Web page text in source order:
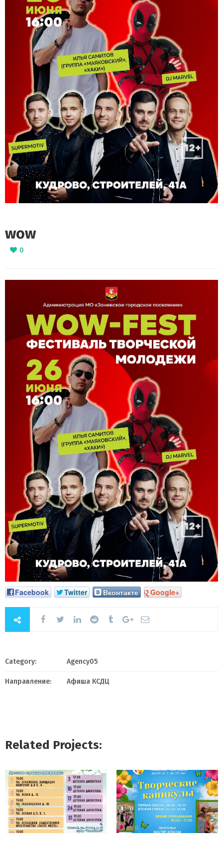
wow
0
Facebook Twitter Вконтакте Google+
Category: Agency05
Направление: Афиша КСДЦ
Related Projects: